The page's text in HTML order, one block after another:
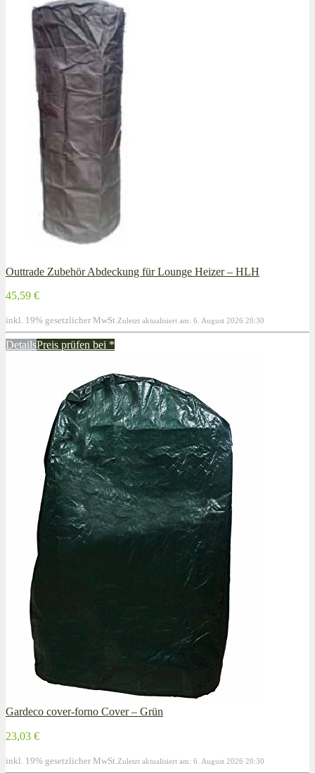
Outtrade Zubehör Abdeckung für Lounge Heizer – HLH
45,59 €
inkl. 19% gesetzlicher MwSt. Zuletzt aktualisiert am: 6. August 2026 20:30
DetailsPreis prüfen bei *
Gardeco cover-forno Cover – Grün
23,03 €
inkl. 19% gesetzlicher MwSt. Zuletzt aktualisiert am: 6. August 2026 20:30